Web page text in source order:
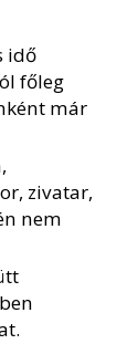
idő
főleg
már
zivatar,
nem